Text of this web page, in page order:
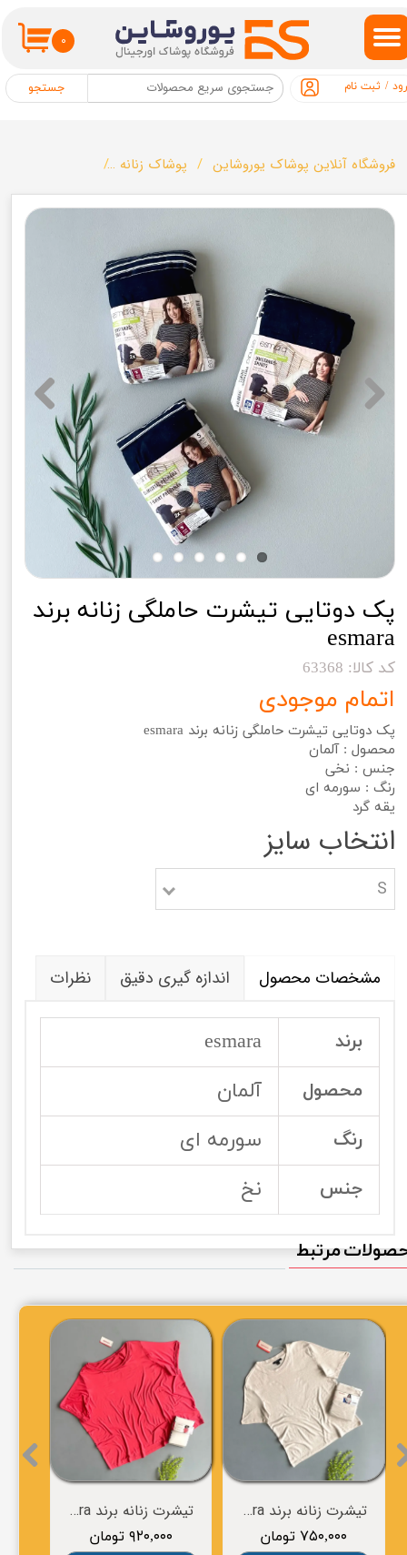
۰
جستجو / ثبت نام
حساب کاربری من
تغییر گذر واژه
خروج از حساب کاربری
فروشگاه آنلاین پوشاک یوروشاین پوشاک زنانه
پک دوتایی تیشرت حاملگی زنانه برند
esmara
کد کالا: 63368
اتمام موجودی
پک دوتایی تیشرت حاملگی زنانه برند esmara
محصول : آلمان
جنس : نخی
رنگ : سورمه ای
یقه گرد
انتخاب سایز
S
مشخصات محصول اندازه گیری دقیق نظرات
برند esmara
محصول آلمان
رنگ سورمه ای
جنس نخ
تیشرت زنانه برند esmara
۹۲۰,۰۰۰ تومان
تیشرت زنانه برند esmara
۷۵۰,۰۰۰ تومان
مرتبط